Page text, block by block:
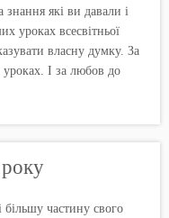
знання які ви давали і
уроках всесвітньої
власну думку. За
уроках. І за любов до
частину свого